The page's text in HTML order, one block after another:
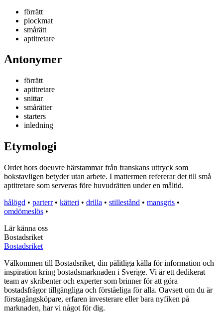
förrätt
plockmat
smårätt
aptitretare
Antonymer
förrätt
aptitretare
snittar
smårätter
starters
inledning
Etymologi
Ordet hors doeuvre härstammar från franskans uttryck som
bokstavligen betyder utan arbete. I mattermen refererar det till små
aptitretare som serveras före huvudrätten under en måltid.
hålögd • parterr• kätteri • drilla • stillestånd • mansgris •
omdömeslös •
Lär känna oss
Bostadsriket
Bostadsriket
Välkommen till Bostadsriket, din pålitliga källa för information och
inspiration kring bostadsmarknaden i Sverige. Vi är ett dedikerat
team av skribenter och experter som brinner för att göra
bostadsfrågor tillgängliga och förståeliga för alla. Oavsett om du är
förstagångsköpare, erfaren investerare eller bara nyfiken på
marknaden, har vi något för dig.